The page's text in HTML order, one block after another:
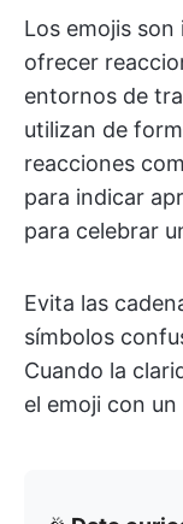
Los emojis
ofrecer
entornos de
utilizan de
reacciones
para indicar
para celebrar
Evita las
símbolos
Cuando la
el emoji con